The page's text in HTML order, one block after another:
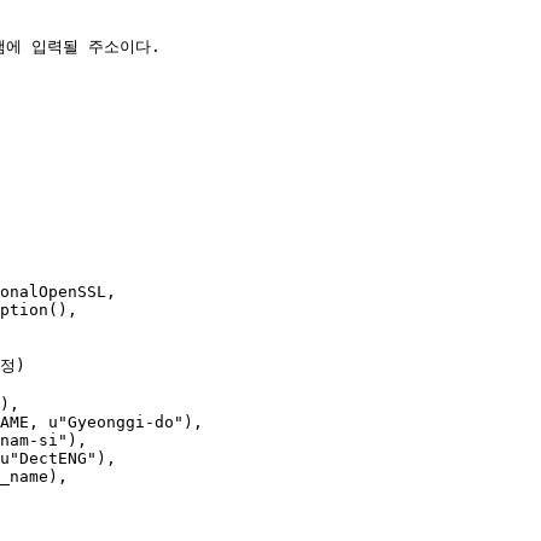
입력될 주소이다.
)
u"Gyeonggi-do"),
si"),